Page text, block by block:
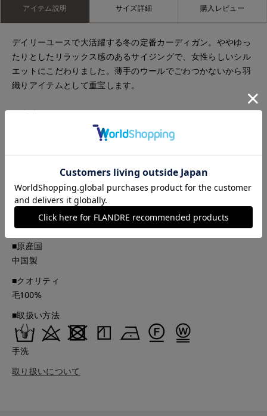
アイテム説明 サイズ詳細 購入レビュー
デイリーユースで大活躍する冬の定番カーディガン。ややゆっ
たりとしたリラックス感のあるサイジングで、女性らしいシル
エットにこだわりました。薄手のウールでごわつかないから羽
織りアイテムとして重宝します。
・水洗い可
こちらの商品はサンプルでの撮影となっております。実際の商
品とは、サイズや色味、素材、デザイン等の仕様が若干変更に
なる場合がございます。
■品番
54178704
■原産国
中国製
■クオリティ
毛100%
■取扱い方法
手洗
取り扱いについて